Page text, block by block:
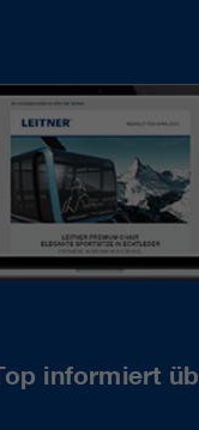
informiert